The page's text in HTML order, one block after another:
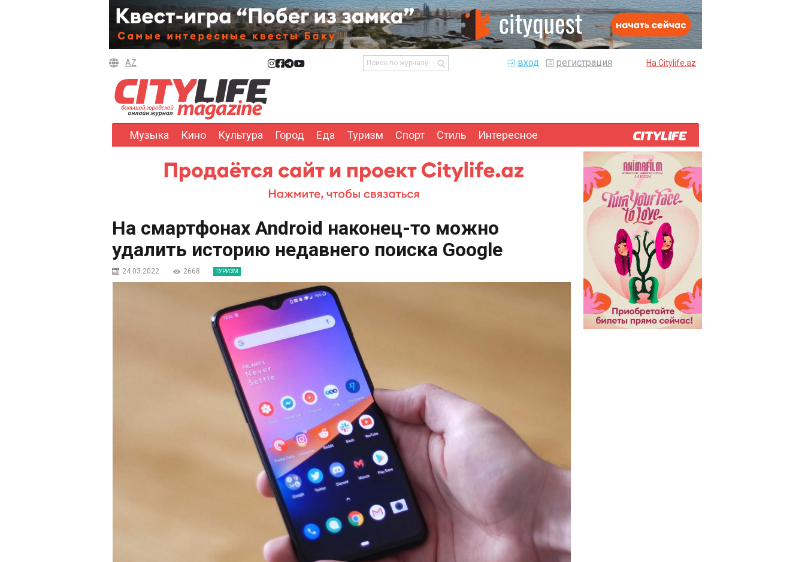
AZ регистрация
вход На Citylife.az
Музыка Кино Культура Город Еда Туризм Спорт Стиль Интересное
На смартфонах Android наконец-то можно
удалить историю недавнего поиска Google
24.03.2022 2668 ТУРИЗМ